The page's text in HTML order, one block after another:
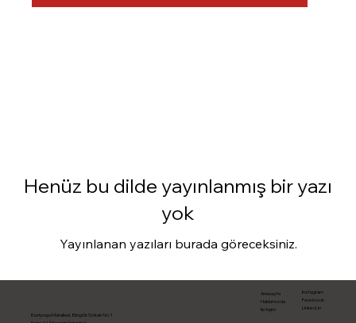
Henüz bu dilde yayınlanmış bir yazı
yok
Yayınlanan yazıları burada göreceksiniz.
Esatpaşa Mahallasi, Bingök Sokak No:1
Anasayfa
Hakkımızda
İletişim
Instagram
Facebook
Linked.in